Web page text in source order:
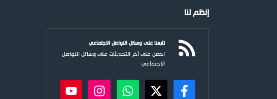
إنظم لنا
تابعنا على وسائل التواصل الاجتماعي
احصل على آخر التحديثات على وسائل التواصل
الاجتماعي